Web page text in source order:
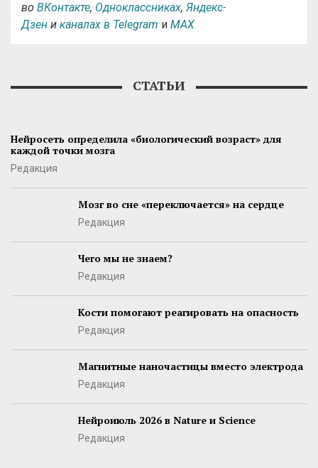
во ВКонтакте, Одноклассниках, Яндекс-
Дзен и каналах в Telegram и MAX
СТАТЬИ
Нейросеть определила «биологический возраст» для
каждой точки мозга
Редакция
Мозг во сне «переключается» на сердце
Редакция
Чего мы не знаем?
Редакция
Кости помогают реагировать на опасность
Редакция
Магнитные наночастицы вместо электрода
Редакция
Нейроиюль 2026 в Nature и Science
Редакция